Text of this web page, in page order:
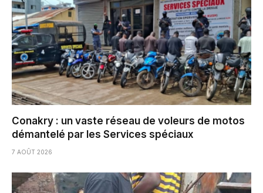
Conakry : un vaste réseau de voleurs de motos
démantelé par les Services spéciaux
7 AOÛT 2026